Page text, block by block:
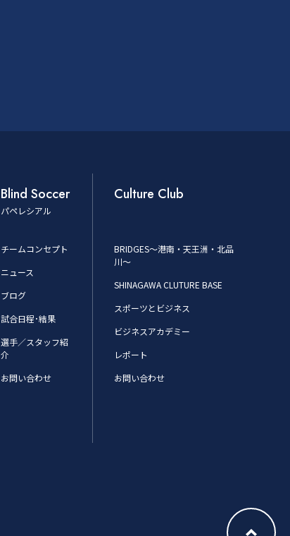
Blind Soccer
パペレシアル
チームコンセプト
ニュース
ブログ
試合日程･結果
選手／スタッフ紹
介
お問い合わせ
Culture Club
BRIDGES～港南・天王洲・北品
川～
SHINAGAWA CLUTURE BASE
スポーツとビジネス
ビジネスアカデミー
レポート
お問い合わせ